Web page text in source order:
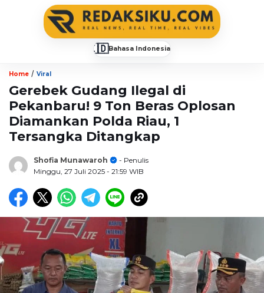
🇮🇩Bahasa Indonesia
Home / Viral
Gerebek Gudang Ilegal di
Pekanbaru! 9 Ton Beras Oplosan
Diamankan Polda Riau, 1
Tersangka Ditangkap
Shofia Munawaroh
- Penulis
Minggu, 27 Juli 2025 - 21:59 WIB